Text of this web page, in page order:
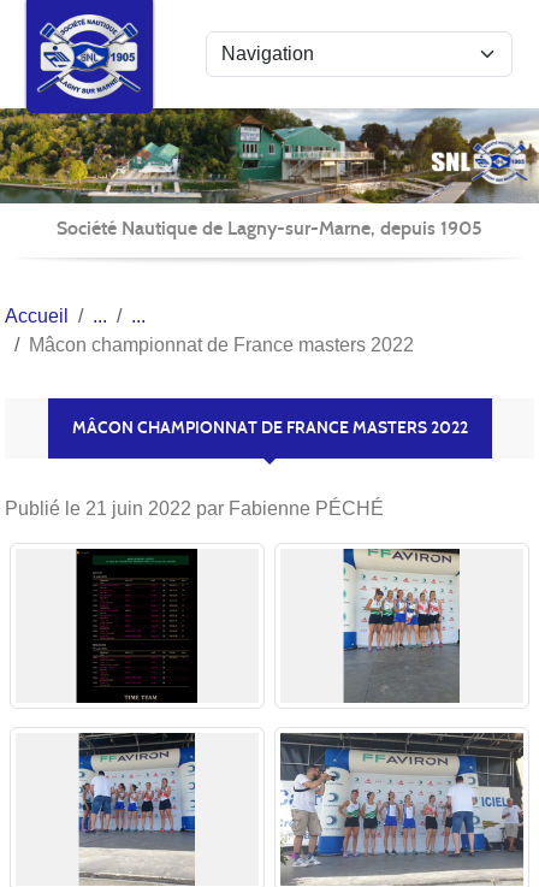
Société Nautique de Lagny-sur-Marne, depuis 1905
Accueil
Mâcon championnat de France masters 2022
MÂCON CHAMPIONNAT DE FRANCE MASTERS 2022
Publié le 21 juin 2022 par Fabienne PÉCHÉ
Panneau de gestion des cookies